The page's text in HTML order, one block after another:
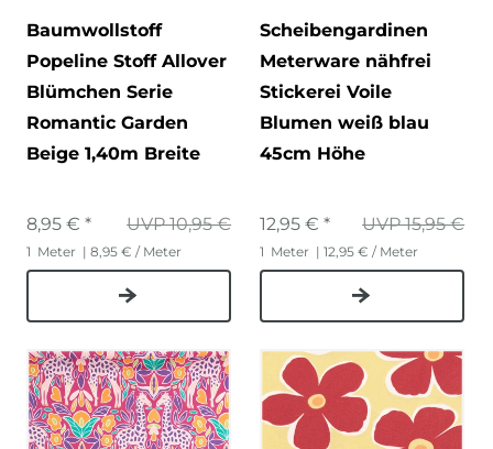
Baumwollstoff
Popeline Stoff Allover
Blümchen Serie
Romantic Garden
Beige 1,40m Breite
UVP 10,95 €
8,95 € *
1 Meter | 8,95 € / Meter
Scheibengardinen
Meterware nähfrei
Stickerei Voile
Blumen weiß blau
45cm Höhe
UVP 15,95 €
12,95 € *
1 Meter | 12,95 € / Meter